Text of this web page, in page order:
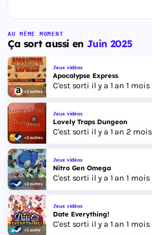
AU MÊME MOMENT
Ça sort aussi en Juin 2025
+2 autres
Jeux vidéos
Apocalypse Express
C'est sorti il y a 1 an 1
+2 autres
Jeux vidéos
Lovely Traps Dungeon
C'est sorti il y a 1 an 2
+2 autres
Jeux vidéos
Nitro Gen Omega
C'est sorti il y a 1 an 1
+1 autre
Jeux vidéos
Date Everything!
C'est sorti il y a 1 an 1